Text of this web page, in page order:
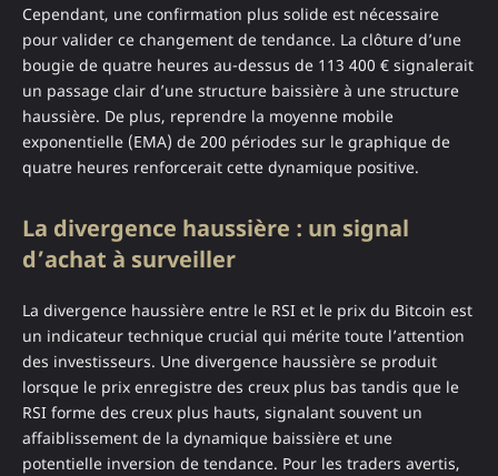
Cependant, une confirmation plus solide est nécessaire
pour valider ce changement de tendance. La clôture d’une
bougie de quatre heures au-dessus de 113 400 € signalerait
un passage clair d’une structure baissière à une structure
haussière. De plus, reprendre la moyenne mobile
exponentielle (EMA) de 200 périodes sur le graphique de
quatre heures renforcerait cette dynamique positive.
La divergence haussière : un signal
d’achat à surveiller
La divergence haussière entre le RSI et le prix du Bitcoin est
un indicateur technique crucial qui mérite toute l’attention
des investisseurs. Une divergence haussière se produit
lorsque le prix enregistre des creux plus bas tandis que le
RSI forme des creux plus hauts, signalant souvent un
affaiblissement de la dynamique baissière et une
potentielle inversion de tendance. Pour les traders avertis,